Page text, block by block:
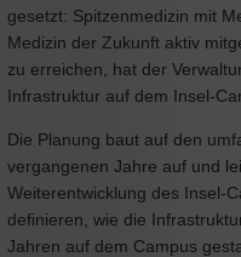
gesetzt: Spitzenmedizin mit
Medizin der Zukunft aktiv
zu erreichen, hat der
Infrastruktur auf dem Insel-
Die Planung baut auf den
vergangenen Jahre auf und
Weiterentwicklung des Insel-
definieren, wie die
Jahren auf dem Campus